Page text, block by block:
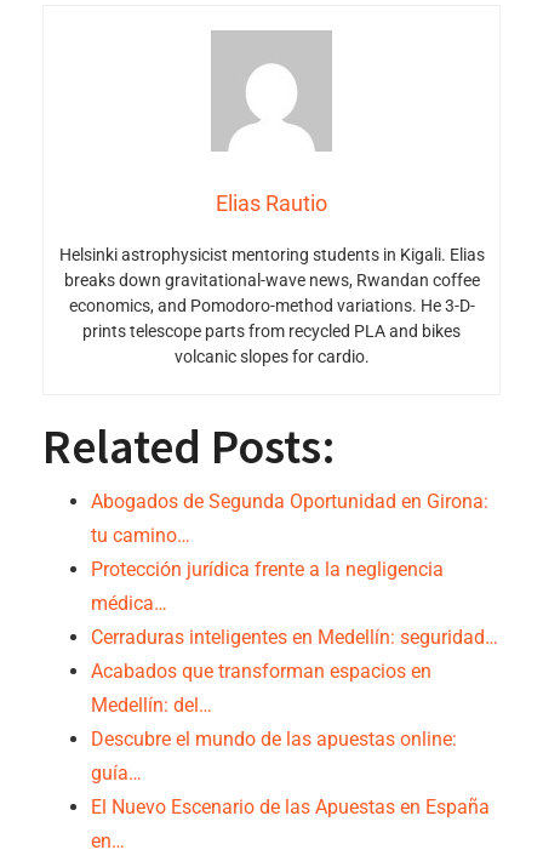
Elias Rautio
Helsinki astrophysicist mentoring students in Kigali. Elias
breaks down gravitational-wave news, Rwandan coffee
economics, and Pomodoro-method variations. He 3-D-
prints telescope parts from recycled PLA and bikes
volcanic slopes for cardio.
Related Posts:
Abogados de Segunda Oportunidad en Girona:
tu camino…
Protección jurídica frente a la negligencia
médica…
Cerraduras inteligentes en Medellín: seguridad…
Acabados que transforman espacios en
Medellín: del…
Descubre el mundo de las apuestas online:
guía…
El Nuevo Escenario de las Apuestas en España
en…